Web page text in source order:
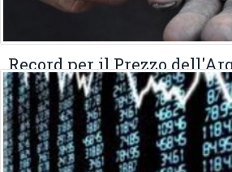
Record per il Prezzo
19 GENNAIO 2026